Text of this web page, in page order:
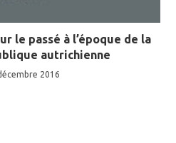
le passé à l’époque de la
autrichienne
2016